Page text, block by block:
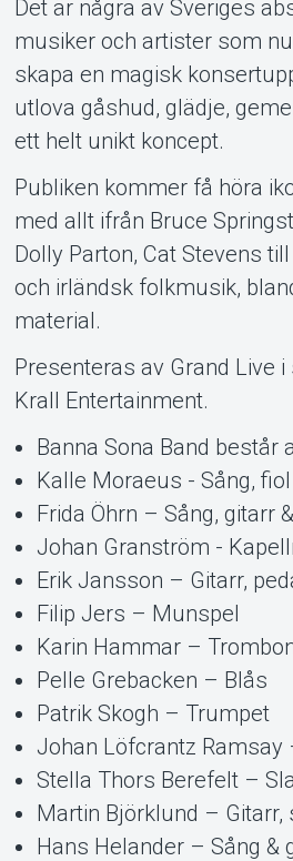
Det är några av Sveriges
musiker och artister som
skapa en magisk
utlova gåshud, glädje,
ett helt unikt koncept.
Publiken kommer få höra
med allt ifrån Bruce
Dolly Parton, Cat Stevens
och irländsk folkmusik,
material.
Presenteras av Grand Live
Krall Entertainment.
Banna Sona Band består
Kalle Moraeus - Sång,
Frida Öhrn – Sång, gitarr
Johan Granström -
Erik Jansson – Gitarr,
Filip Jers – Munspel
Karin Hammar –
Pelle Grebacken – Blås
Patrik Skogh – Trumpet
Johan Löfcrantz
Stella Thors Berefelt –
Martin Björklund – Gitarr,
Hans Helander – Sång &